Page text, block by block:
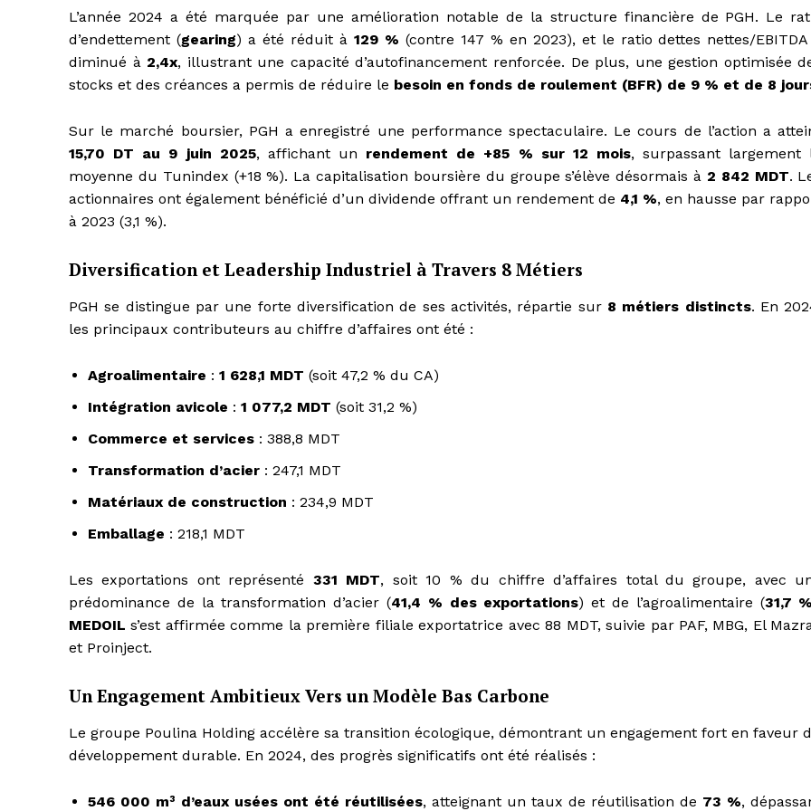
L’année 2024 a été marquée par une amélioration notable de la structure financière de PGH. Le
d’endettement (gearing) a été réduit à 129 % (contre 147 % en 2023), et le ratio dettes nettes/
diminué à 2,4x, illustrant une capacité d’autofinancement renforcée. De plus, une gestion optimisée
stocks et des créances a permis de réduire le besoin en fonds de roulement (BFR) de 9 % et de 8
Sur le marché boursier, PGH a enregistré une performance spectaculaire. Le cours de l’action a
15,70 DT au 9 juin 2025, affichant un rendement de +85 % sur 12 mois, surpassant largement
moyenne du Tunindex (+18 %). La capitalisation boursière du groupe s’élève désormais à 2 842 MDT.
actionnaires ont également bénéficié d’un dividende offrant un rendement de 4,1 %, en hausse par
à 2023 (3,1 %).
Diversification et Leadership Industriel à Travers 8 Métiers
PGH se distingue par une forte diversification de ses activités, répartie sur 8 métiers distincts. En
les principaux contributeurs au chiffre d’affaires ont été :
Agroalimentaire : 1 628,1 MDT (soit 47,2 % du CA)
Intégration avicole : 1 077,2 MDT (soit 31,2 %)
Commerce et services : 388,8 MDT
Transformation d’acier : 247,1 MDT
Matériaux de construction : 234,9 MDT
Emballage : 218,1 MDT
Les exportations ont représenté 331 MDT, soit 10 % du chiffre d’affaires total du groupe, avec
prédominance de la transformation d’acier (41,4 % des exportations) et de l’agroalimentaire (31,7 %
MEDOIL s’est affirmée comme la première filiale exportatrice avec 88 MDT, suivie par PAF, MBG, El
et Proinject.
Un Engagement Ambitieux Vers un Modèle Bas Carbone
Le groupe Poulina Holding accélère sa transition écologique, démontrant un engagement fort en faveur
développement durable. En 2024, des progrès significatifs ont été réalisés :
546 000 m³ d’eaux usées ont été réutilisées, atteignant un taux de réutilisation de 73 %,